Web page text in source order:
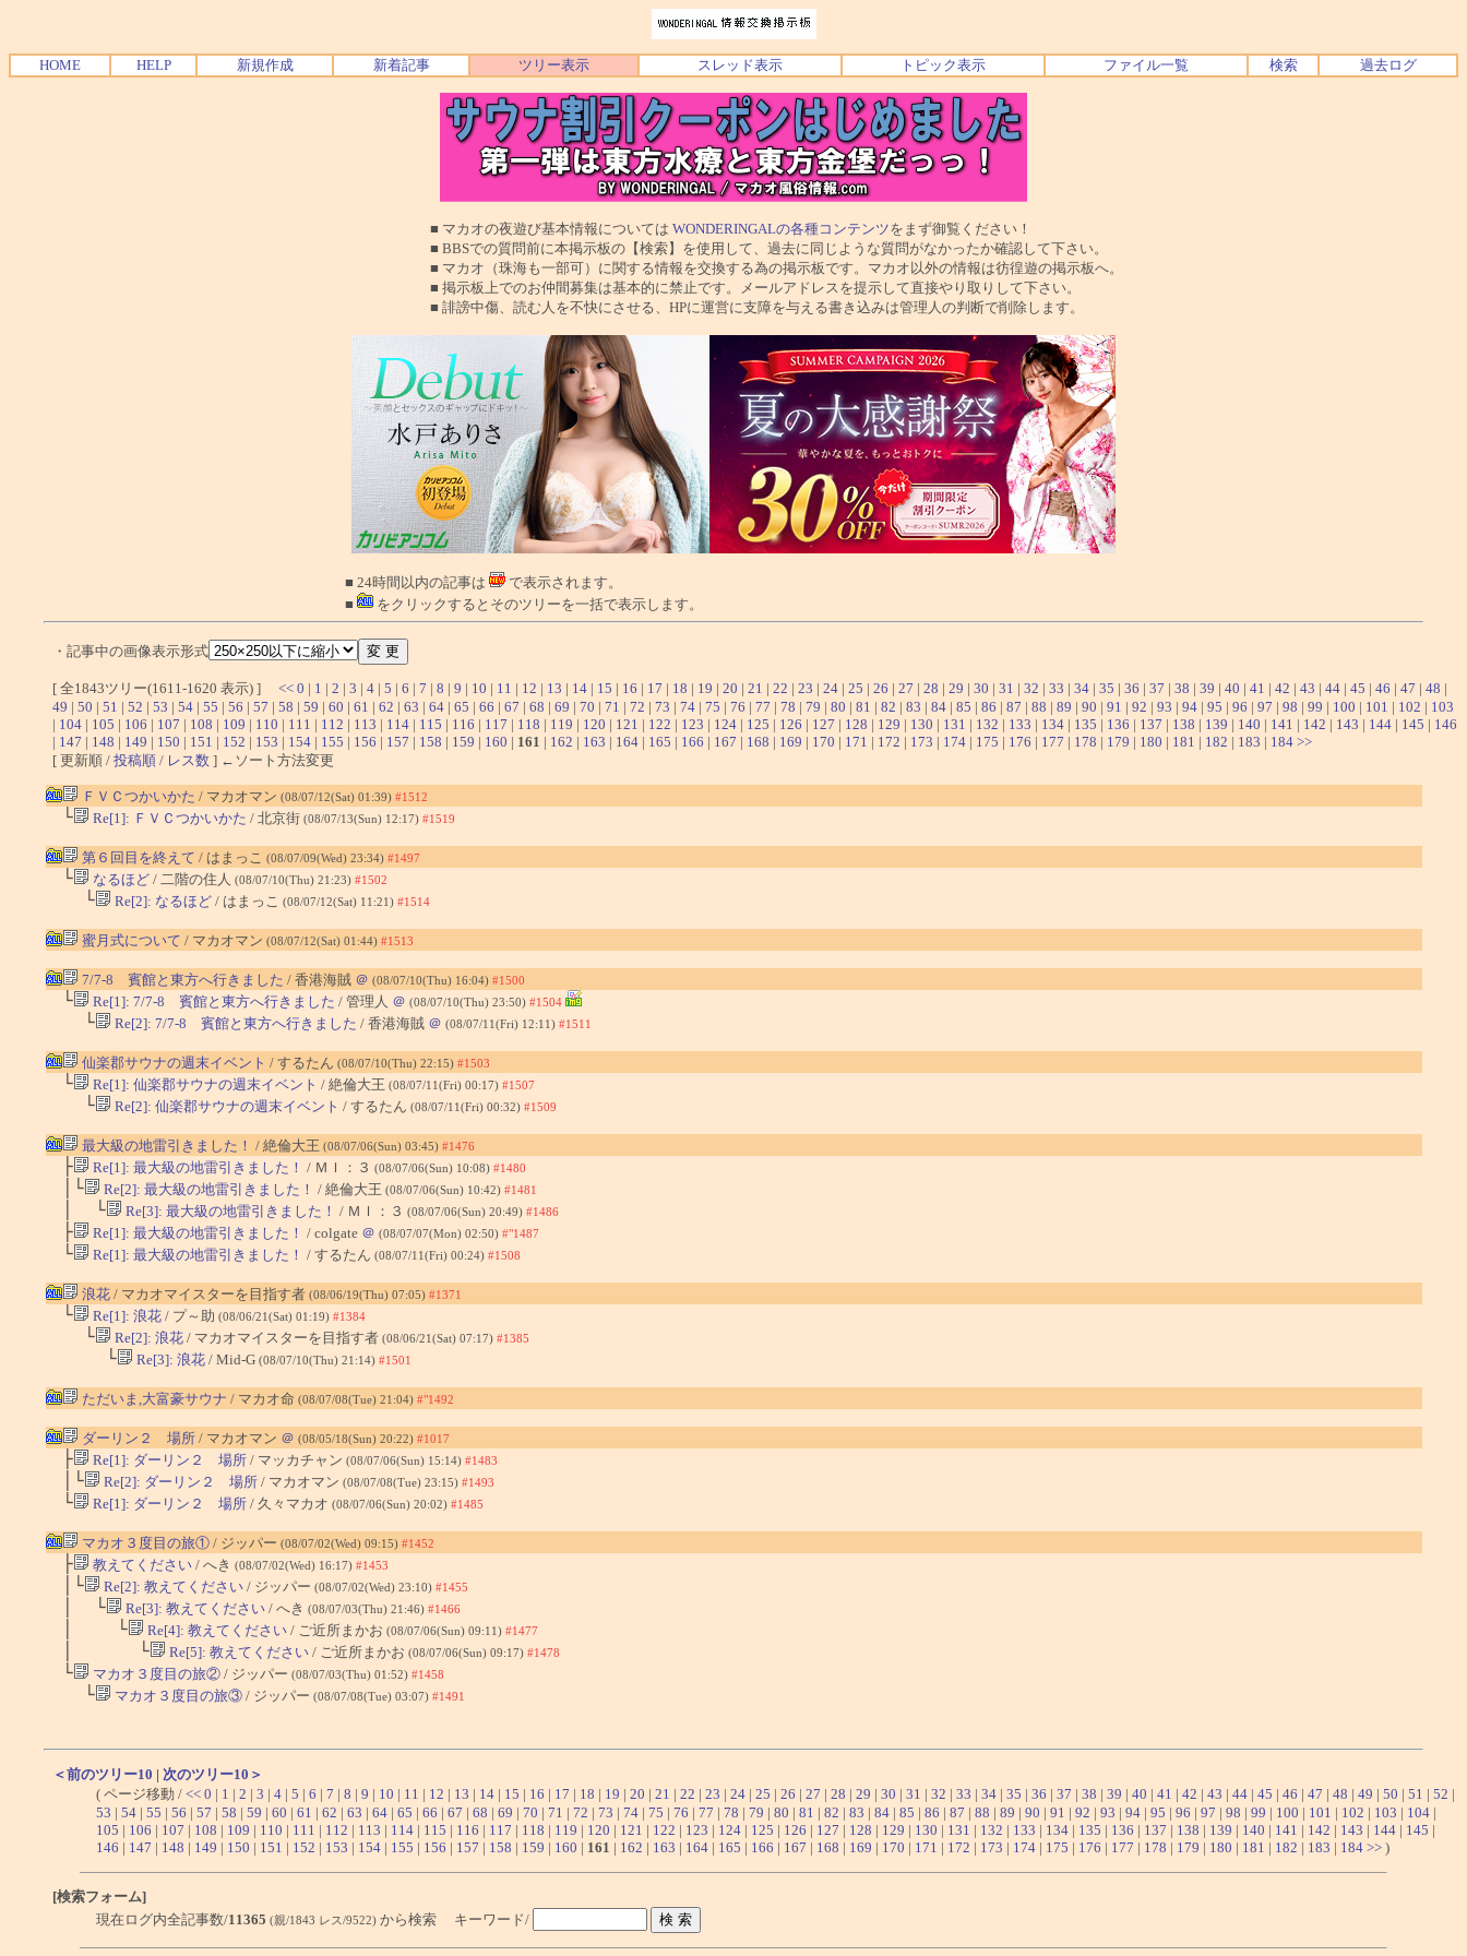
HOME HELP 新規作成 新着記事 ツリー表示 スレッド表示 トピック表示 ファイル一覧 検索 過去ログ
■ マカオの夜遊び基本情報については WONDERINGALの各種コンテンツをまず御覧ください！
■ BBSでの質問前に本掲示板の【検索】を使用して、過去に同じような質問がなかったか確認して下さい。
■ マカオ（珠海も一部可）に関する情報を交換する為の掲示板です。マカオ以外の情報は彷徨遊の掲示板へ。
■ 掲示板上でのお仲間募集は基本的に禁止です。メールアドレスを提示して直接やり取りして下さい。
■ 誹謗中傷、読む人を不快にさせる、HPに運営に支障を与える書き込みは管理人の判断で削除します。
■ 24時間以内の記事は
で表示されます。
■
をクリックするとそのツリーを一括で表示します。
・記事中の画像表示形式
[ 全1843ツリー(1611-1620 表示) ] << 0 | 1 | 2 | 3 | 4 | 5 | 6 | 7 | 8 | 9 | 10 | 11 | 12 | 13 | 14 | 15 | 16 | 17 | 18 | 19 | 20 | 21 | 22 | 23 | 24 | 25 | 26 | 27 | 28 | 29 | 30 | 31 | 32 | 33 | 34 | 35 | 36 | 37 | 38 | 39 | 40 | 41 | 42 | 43 | 44 | 45 | 46 | 47 | 48 |
49 | 50 | 51 | 52 | 53 | 54 | 55 | 56 | 57 | 58 | 59 | 60 | 61 | 62 | 63 | 64 | 65 | 66 | 67 | 68 | 69 | 70 | 71 | 72 | 73 | 74 | 75 | 76 | 77 | 78 | 79 | 80 | 81 | 82 | 83 | 84 | 85 | 86 | 87 | 88 | 89 | 90 | 91 | 92 | 93 | 94 | 95 | 96 | 97 | 98 | 99 | 100 | 101 | 102 | 103
| 104 | 105 | 106 | 107 | 108 | 109 | 110 | 111 | 112 | 113 | 114 | 115 | 116 | 117 | 118 | 119 | 120 | 121 | 122 | 123 | 124 | 125 | 126 | 127 | 128 | 129 | 130 | 131 | 132 | 133 | 134 | 135 | 136 | 137 | 138 | 139 | 140 | 141 | 142 | 143 | 144 | 145 | 146
| 147 | 148 | 149 | 150 | 151 | 152 | 153 | 154 | 155 | 156 | 157 | 158 | 159 | 160 | 161 | 162 | 163 | 164 | 165 | 166 | 167 | 168 | 169 | 170 | 171 | 172 | 173 | 174 | 175 | 176 | 177 | 178 | 179 | 180 | 181 | 182 | 183 | 184 >>
[ 更新順 / 投稿順 / レス数 ] ←ソート方法変更
ＦＶＣつかいかた / マカオマン (08/07/12(Sat) 01:39) #1512
└ Re[1]: ＦＶＣつかいかた / 北京街 (08/07/13(Sun) 12:17) #1519
第６回目を終えて / はまっこ (08/07/09(Wed) 23:34) #1497
└ なるほど/ 二階の住人 (08/07/10(Thu) 21:23) #1502
└ Re[2]: なるほど/ はまっこ (08/07/12(Sat) 11:21) #1514
蜜月式について / マカオマン (08/07/12(Sat) 01:44) #1513
7/7-8 賓館と東方へ行きました / 香港海賊 ＠ (08/07/10(Thu) 16:04) #1500
└ Re[1]: 7/7-8 賓館と東方へ行きました / 管理人 ＠ (08/07/10(Thu) 23:50) #1504
└ Re[2]: 7/7-8 賓館と東方へ行きました / 香港海賊 ＠ (08/07/11(Fri) 12:11) #1511
仙楽郡サウナの週末イベント / するたん (08/07/10(Thu) 22:15) #1503
└ Re[1]: 仙楽郡サウナの週末イベント / 絶倫大王 (08/07/11(Fri) 00:17) #1507
└ Re[2]: 仙楽郡サウナの週末イベント / するたん (08/07/11(Fri) 00:32) #1509
最大級の地雷引きました！ / 絶倫大王 (08/07/06(Sun) 03:45) #1476
├ Re[1]: 最大級の地雷引きました！ / ＭＩ：３ (08/07/06(Sun) 10:08) #1480
│└ Re[2]: 最大級の地雷引きました！ / 絶倫大王 (08/07/06(Sun) 10:42) #1481
│ └ Re[3]: 最大級の地雷引きました！ / ＭＩ：３ (08/07/06(Sun) 20:49) #1486
├ Re[1]: 最大級の地雷引きました！ / colgate ＠ (08/07/07(Mon) 02:50) #"1487
└ Re[1]: 最大級の地雷引きました！ / するたん (08/07/11(Fri) 00:24) #1508
浪花/ マカオマイスターを目指す者 (08/06/19(Thu) 07:05) #1371
└ Re[1]: 浪花/ プ～助 (08/06/21(Sat) 01:19) #1384
└ Re[2]: 浪花/ マカオマイスターを目指す者 (08/06/21(Sat) 07:17) #1385
└ Re[3]: 浪花/ Mid-G (08/07/10(Thu) 21:14) #1501
ただいま,大富豪サウナ / マカオ命 (08/07/08(Tue) 21:04) #"1492
ダーリン２ 場所/ マカオマン ＠ (08/05/18(Sun) 20:22) #1017
├ Re[1]: ダーリン２ 場所/ マッカチャン (08/07/06(Sun) 15:14) #1483
│└ Re[2]: ダーリン２ 場所/ マカオマン (08/07/08(Tue) 23:15) #1493
└ Re[1]: ダーリン２ 場所/ 久々マカオ (08/07/06(Sun) 20:02) #1485
マカオ３度目の旅①/ ジッパー (08/07/02(Wed) 09:15) #1452
├ 教えてください/ へき (08/07/02(Wed) 16:17) #1453
│└ Re[2]: 教えてください/ ジッパー (08/07/02(Wed) 23:10) #1455
│ └ Re[3]: 教えてください/ へき (08/07/03(Thu) 21:46) #1466
│ └ Re[4]: 教えてください/ ご近所まかお (08/07/06(Sun) 09:11) #1477
│ └ Re[5]: 教えてください/ ご近所まかお (08/07/06(Sun) 09:17) #1478
└ マカオ３度目の旅②/ ジッパー (08/07/03(Thu) 01:52) #1458
└ マカオ３度目の旅③/ ジッパー (08/07/08(Tue) 03:07) #1491
＜前のツリー10 | 次のツリー10＞
( ページ移動 / << 0 | 1 | 2 | 3 | 4 | 5 | 6 | 7 | 8 | 9 | 10 | 11 | 12 | 13 | 14 | 15 | 16 | 17 | 18 | 19 | 20 | 21 | 22 | 23 | 24 | 25 | 26 | 27 | 28 | 29 | 30 | 31 | 32 | 33 | 34 | 35 | 36 | 37 | 38 | 39 | 40 | 41 | 42 | 43 | 44 | 45 | 46 | 47 | 48 | 49 | 50 | 51 | 52 |
53 | 54 | 55 | 56 | 57 | 58 | 59 | 60 | 61 | 62 | 63 | 64 | 65 | 66 | 67 | 68 | 69 | 70 | 71 | 72 | 73 | 74 | 75 | 76 | 77 | 78 | 79 | 80 | 81 | 82 | 83 | 84 | 85 | 86 | 87 | 88 | 89 | 90 | 91 | 92 | 93 | 94 | 95 | 96 | 97 | 98 | 99 | 100 | 101 | 102 | 103 | 104 |
105 | 106 | 107 | 108 | 109 | 110 | 111 | 112 | 113 | 114 | 115 | 116 | 117 | 118 | 119 | 120 | 121 | 122 | 123 | 124 | 125 | 126 | 127 | 128 | 129 | 130 | 131 | 132 | 133 | 134 | 135 | 136 | 137 | 138 | 139 | 140 | 141 | 142 | 143 | 144 | 145 |
146 | 147 | 148 | 149 | 150 | 151 | 152 | 153 | 154 | 155 | 156 | 157 | 158 | 159 | 160 | 161 | 162 | 163 | 164 | 165 | 166 | 167 | 168 | 169 | 170 | 171 | 172 | 173 | 174 | 175 | 176 | 177 | 178 | 179 | 180 | 181 | 182 | 183 | 184 >> )
[検索フォーム]
現在ログ内全記事数/11365 (親/1843 レス/9522) から検索 キーワード/